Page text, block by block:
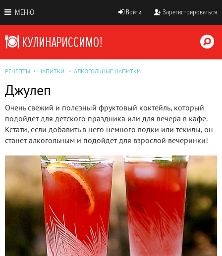
МЕНЮ Войти Зарегистрироваться
РЕЦЕПТЫ НАПИТКИ АЛКОГОЛЬНЫЕ НАПИТКИ
Джулеп
Очень свежий и полезный фруктовый коктейль, который
подойдет для детского праздника или для вечера в кафе.
Кстати, если добавить в него немного водки или текилы, он
станет алкогольным и подойдет для взрослой вечеринки!